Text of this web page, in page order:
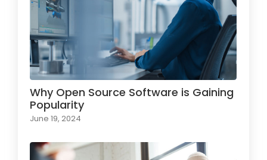
Why Open Source Software is Gaining
Popularity
June 19, 2024